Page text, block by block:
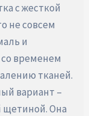
с жесткой
не совсем
и
временем
тканей.
вариант –
щетиной. Она